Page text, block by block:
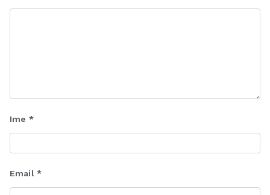
Ime *
Email *